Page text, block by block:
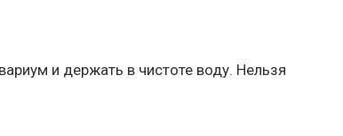
и держать в чистоте воду. Нельзя